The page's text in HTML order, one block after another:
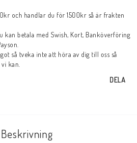
och handlar du för 1500kr så är frakten
kan betala med Swish, Kort, Banköverföring
så tveka inte att höra av dig till oss så
kan.
DELA
Beskrivning